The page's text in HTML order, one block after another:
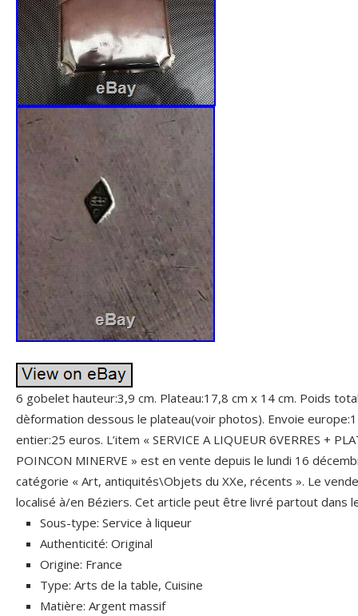
6 gobelet hauteur:3,9 cm. Plateau:17,8 cm x 14 cm. Poids
dèformation dessous le plateau(voir photos). Envoie
entier:25 euros. L’item « SERVICE A LIQUEUR 6VERRES +
POINCON MINERVE » est en vente depuis le lundi 16
catégorie « Art, antiquités\Objets du XXe, récents ». Le
localisé à/en Béziers. Cet article peut être livré partout dans
Sous-type: Service à liqueur
Authenticité: Original
Origine: France
Type: Arts de la table, Cuisine
Matière: Argent massif